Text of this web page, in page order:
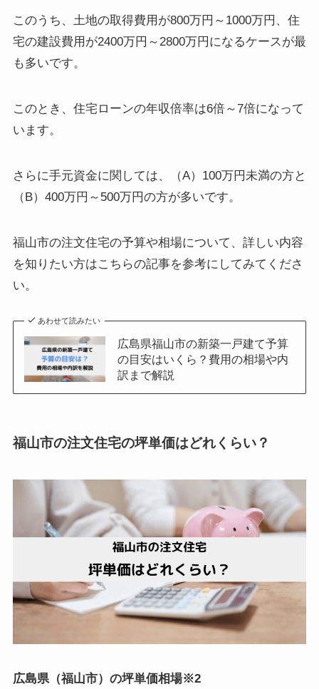
このうち、土地の取得費用が800万円～1000万円、住
宅の建設費用が2400万円～2800万円になるケースが最
も多いです。
このとき、住宅ローンの年収倍率は6倍～7倍になって
います。
さらに手元資金に関しては、（A）100万円未満の方と
（B）400万円～500万円の方が多いです。
福山市の注文住宅の予算や相場について、詳しい内容
を知りたい方はこちらの記事を参考にしてみてくださ
い。
あわせて読みたい
広島県福山市の新築一戸建て予算
の目安はいくら？費用の相場や内
訳まで解説
福山市の注文住宅の坪単価はどれくらい？
広島県（福山市）の坪単価相場※2